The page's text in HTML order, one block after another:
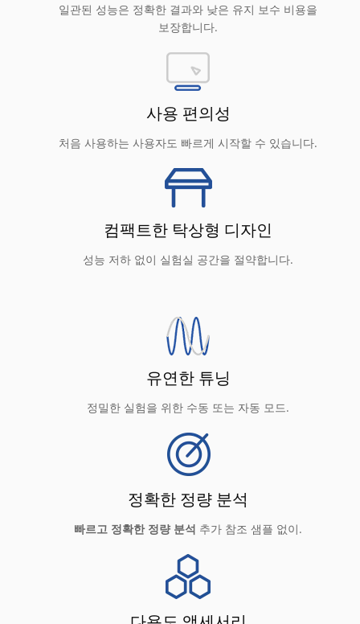
일관된 성능은 정확한 결과와 낮은 유지 보수 비용을
보장합니다.
사용 편의성
처음 사용하는 사용자도 빠르게 시작할 수 있습니다.
컴팩트한 탁상형 디자인
성능 저하 없이 실험실 공간을 절약합니다.
유연한 튜닝
정밀한 실험을 위한 수동 또는 자동 모드.
정확한 정량 분석
빠르고 정확한 정량 분석 추가 참조 샘플 없이.